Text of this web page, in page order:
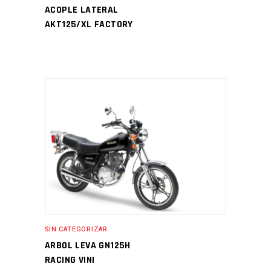
ACOPLE LATERAL
AKT125/XL FACTORY
SIN CATEGORIZAR
ARBOL LEVA GN125H
RACING VINI